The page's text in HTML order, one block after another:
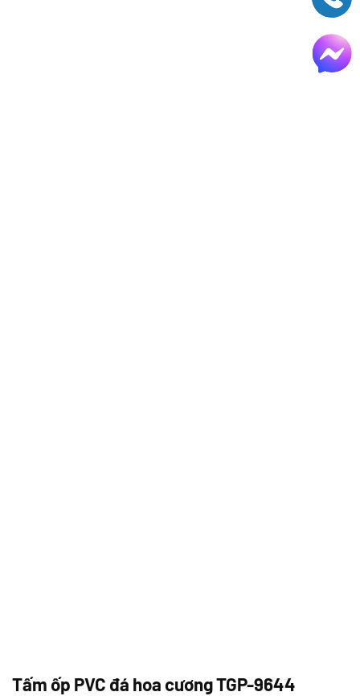
Tấm ốp PVC đá hoa cương TGP-9644